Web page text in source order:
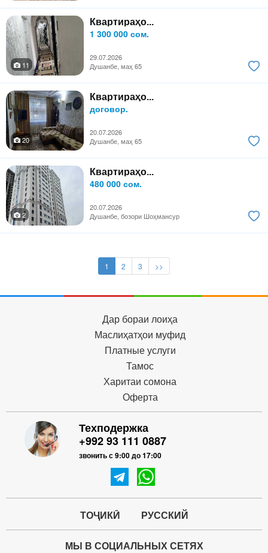
Квартираҳо...
1 300 000 сом.
29.07.2026
11
Душанбе, маҳ 65
Квартираҳо...
договор.
20.07.2026
20
Душанбе, маҳ 65
Квартираҳо...
480 000 сом.
20.07.2026
2
Душанбе, бозори Шоҳмансур
1 2 3 >>
Дар бораи лоиҳа
Маслиҳатҳои муфид
Платные услуги
Тамос
Харитаи сомона
Оферта
Техподержка
+992 93 111 0887
звонить с 9:00 до 17:00
ТОҶИКӢ РУССКИЙ
МЫ В СОЦИАЛЬНЫХ СЕТЯХ